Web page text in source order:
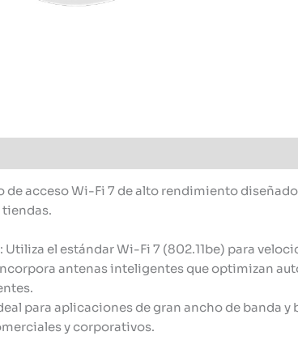
de acceso Wi-Fi 7 de alto rendimiento
el estándar Wi-Fi 7 (802.11be) para
antenas inteligentes que optimizan
para aplicaciones de gran ancho de banda
y corporativos.